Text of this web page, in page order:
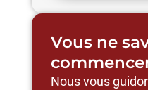
Vous ne
Nous vous